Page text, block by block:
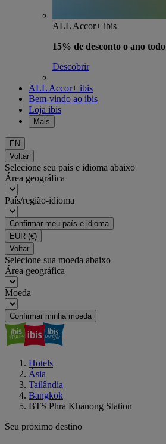
ALL Accor+ ibis
15% de desconto o ano todo
Descobrir
ALL Accor+ ibis
Bem-vindo ao ibis
Loja ibis
Mais
EN
Voltar
Selecione seu país e idioma abaixo
Área geográfica
País/região-idioma
Confirmar meu país e idioma
EUR (€)
Voltar
Selecione sua moeda abaixo
Área geográfica
Moeda
Confirmar minha moeda
Hotels
Ásia
Tailândia
Bangkok
BTS Phra Khanong Station
Seu próximo destino